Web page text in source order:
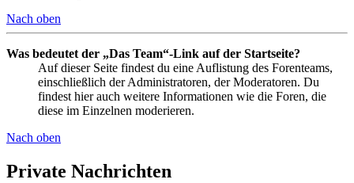
Nach oben
Was bedeutet der „Das Team“-Link auf der Startseite?
Auf dieser Seite findest du eine Auflistung des Forenteams,
einschließlich der Administratoren, der Moderatoren. Du
findest hier auch weitere Informationen wie die Foren, die
diese im Einzelnen moderieren.
Nach oben
Private Nachrichten